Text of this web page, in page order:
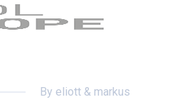
By eliott & markus